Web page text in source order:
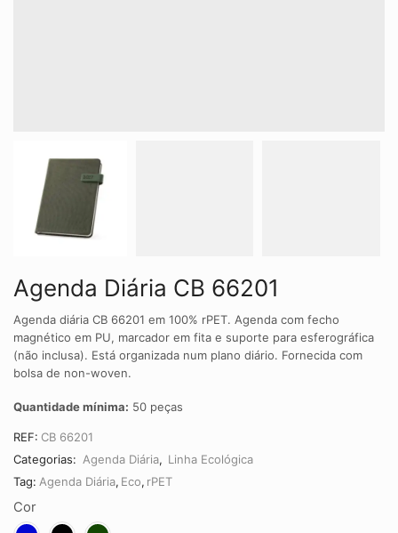
Agenda Diária CB 66201
Agenda diária CB 66201 em 100% rPET. Agenda com fecho
magnético em PU, marcador em fita e suporte para esferográfica
(não inclusa). Está organizada num plano diário. Fornecida com
bolsa de non-woven.
Quantidade mínima: 50 peças
REF: CB 66201
Categorias: Agenda Diária, Linha Ecológica
Tag: Agenda Diária, Eco, rPET
Cor